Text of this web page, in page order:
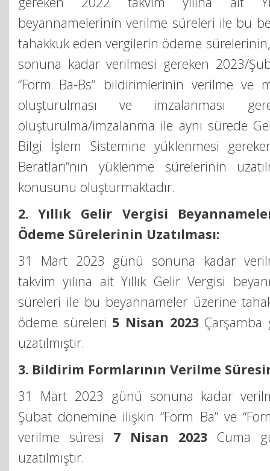
beyannamelerinin verilme süreleri ile bu
tahakkuk eden vergilerin ödeme
sonuna kadar verilmesi gereken 2023/
“Form Ba-Bs” bildirimlerinin verilme ve
oluşturulması ve imzalanması
oluşturulma/imzalanma ile aynı sürede
Bilgi İşlem Sistemine yüklenmesi
Beratları”nın yüklenme sürelerinin
konusunu oluşturmaktadır.
2. Yıllık Gelir Vergisi
Ödeme Sürelerinin Uzatılması:
31 Mart 2023 günü sonuna kadar
takvim yılına ait Yıllık Gelir Vergisi
süreleri ile bu beyannameler üzerine
ödeme süreleri 5 Nisan 2023Çarşamba
uzatılmıştır.
3. Bildirim Formlarının Verilme
31 Mart 2023 günü sonuna kadar
Şubat dönemine ilişkin “Form Ba” ve
verilme süresi 7 Nisan 2023 Cuma
uzatılmıştır.